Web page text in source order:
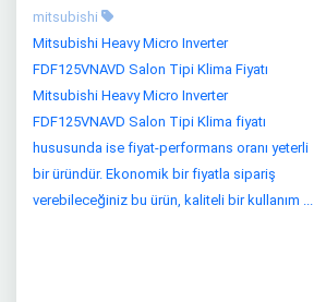
mitsubishi
Mitsubishi Heavy Micro Inverter
FDF125VNAVD Salon Tipi Klima Fiyatı
Mitsubishi Heavy Micro Inverter
FDF125VNAVD Salon Tipi Klima fiyatı
hususunda ise fiyat-performans oranı yeterli
bir üründür. Ekonomik bir fiyatla sipariş
verebileceğiniz bu ürün, kaliteli bir kullanım ...